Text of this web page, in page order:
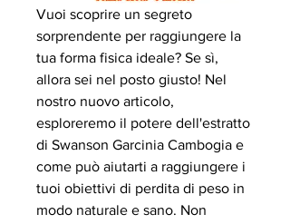
Vuoi scoprire un segreto
sorprendente per raggiungere la
tua forma fisica ideale? Se sì,
allora sei nel posto giusto! Nel
nostro nuovo articolo,
esploreremo il potere dell'estratto
di Swanson Garcinia Cambogia e
come può aiutarti a raggiungere i
tuoi obiettivi di perdita di peso in
modo naturale e sano. Non